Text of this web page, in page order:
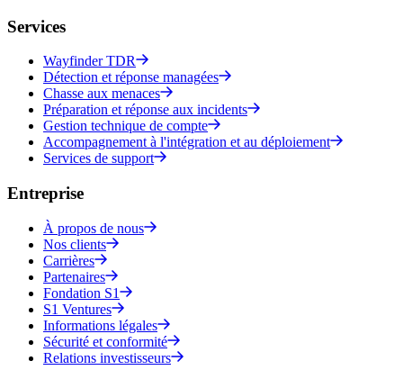
Services
Wayfinder TDR
Détection et réponse managées
Chasse aux menaces
Préparation et réponse aux incidents
Gestion technique de compte
Accompagnement à l'intégration et au déploiement
Services de support
Entreprise
À propos de nous
Nos clients
Carrières
Partenaires
Fondation S1
S1 Ventures
Informations légales
Sécurité et conformité
Relations investisseurs